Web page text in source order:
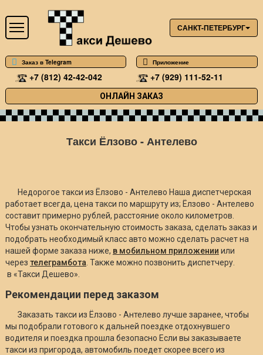
САНКТ-ПЕТЕРБУРГ
Заказ в Telegram Приложение
+7 (812) 42-42-042 +7 (929) 111-52-11
ОНЛАЙН ЗАКАЗ
Такси Ёлзово - Антелево
Недорогое такси из Ёлзово - Антелево Наша диспетчерская
работает всегда, цена такси по маршруту из; Ёлзово - Антелево
составит примерно рублей, расстояние около километров.
Чтобы узнать окончательную стоимость заказа, сделать заказ и
подобрать необходимый класс авто можно сделать расчет на
нашей форме заказа ниже, в мобильном приложении или
через телеграмбота . Также можно позвонить диспетчеру.
в «Такси Дешево».
Рекомендации перед заказом
Заказать такси из Ёлзово - Антелево лучше заранее, чтобы
мы подобрали готового к дальней поездке отдохнувшего
водителя и поездка прошла безопасно Если вы заказываете
такси из пригорода, автомобиль поедет скорее всего из